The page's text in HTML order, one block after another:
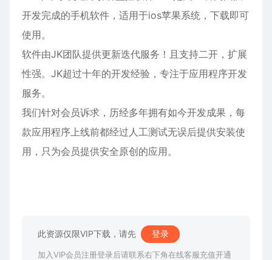
开发完成的手机软件，适用于ios苹果系统，下载即可
使用。
软件由JK团队提供更新迭代服务！且支持二开，扩展
性强。JK超过十年的开发经验，专注于应用程序开发
服务。
我们针对会员诉求，历经多年拥有如今开发成果，每
款应用程序上线前都经过人工测试无误后提供安装使
用，只为会员提供安全原创的应用。
此资源仅限VIP下载，请先 登录
加入VIP会员注册登录后请联系右下角在线客服充值开通